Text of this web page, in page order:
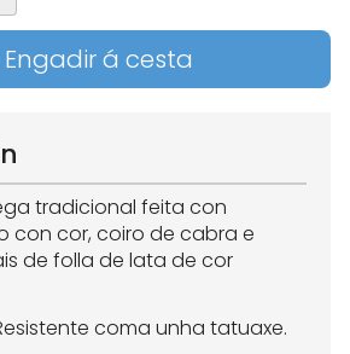
Engadir á cesta
tradicional feita con
con cor, coiro de cabra e
de folla de lata de cor
coma unha tatuaxe.